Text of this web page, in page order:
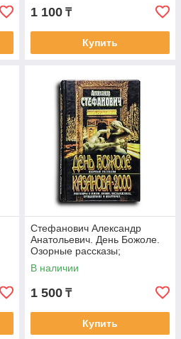
1 100 ₸
Купить
Стефанович Александр
Анатольевич. День Божоле.
Озорные рассказы;
Казанова-2000: Разговоры о
жизни, любви,
В наличии
1 500 ₸
Купить